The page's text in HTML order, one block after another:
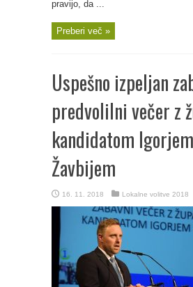
pravijo, da ...
Preberi več »
Uspešno izpeljan
predvolilni večer z
kandidatom Igorjem
Žavbijem
16. 11. 2018 Lokalne volitve 2018